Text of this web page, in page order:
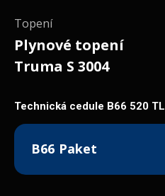
Technická cedule B66 520 TL
B66 Paket
Topení
Plynové topení
Truma S 3004